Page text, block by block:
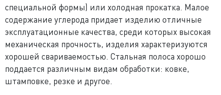
специальной формы) или холодная прокатка. Малое
содержание углерода придает изделию отличные
эксплуатационные качества, среди которых высокая
механическая прочность, изделия характеризуются
хорошей свариваемостью. Стальная полоса хорошо
поддается различным видам обработки: ковке,
штамповке, резке и другое.